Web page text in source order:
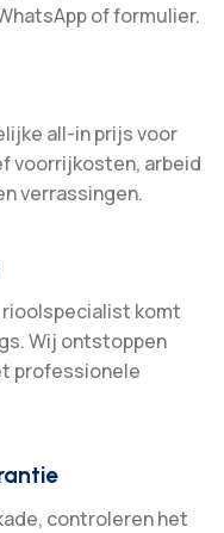
of formulier.
all-in prijs voor
voorrijkosten, arbeid
verrassingen.
komt
Wij ontstoppen
professionele
controleren het